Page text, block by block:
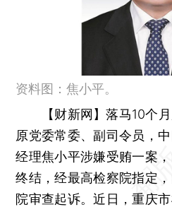
资料图：焦小平。
【财新网】落马10个
原党委常委、副司令员，
经理焦小平涉嫌受贿一案
终结，经最高检察院指定
院审查起诉。近日，重庆